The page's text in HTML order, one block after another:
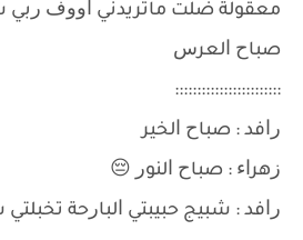
ﻣﻌﻘﻮﻟﺔ ﺿﻠﺖ ﻣﺎﺗﺮﻳﺪﻧﻲ ﺍﻭﻭﻑ ﺭﺑﻲ
ﺻﺒﺎﺡ ﺍﻟﻌﺮﺱ
::::::::::::::::::::::::
ﺭﺍﻓﺪ : ﺻﺒﺎﺡ ﺍﻟﺨﻴﺮ
ﺯﻫﺮﺍﺀ : ﺻﺒﺎﺡ ﺍﻟﻨﻮﺭ 😔
ﺭﺍﻓﺪ : ﺷﺒﻴﺞ ﺣﺒﻴﺒﺘﻲ ﺍﻟﺒﺎﺭﺣﺔ